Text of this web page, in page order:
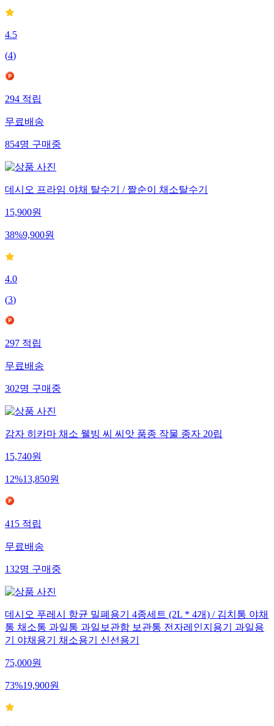
4.5
(4)
294적립
무료배송
854명구매중
데시오 프라임 야채 탈수기 / 짤순이 채소탈수기
15,900원
38%9,900원
4.0
(3)
297적립
무료배송
302명구매중
감자 히카마 채소 웰빙 씨 씨앗 품종 작물 종자 20립
15,740원
12%13,850원
415적립
무료배송
132명구매중
데시오 푸레시 항균 밀폐용기 4종세트 (2L * 4개) / 김치통 야채
통 채소통 과일통 과일보관함 보관통 전자레인지용기 과일용
기 야채용기 채소용기 신선용기
75,000원
73%19,900원